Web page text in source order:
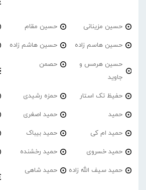
حسین مزینانی حسین مقام
حسین هاسم زاده حسین هاشم زاده
حسین هرمس و
جاوید
حصمن
حفیظ تک استار حمزه رشیدی
حمید حمید اصغری
حمید ام کی حمید بیباک
حمید خسروی حمید رخشنده
حمید سیف الله زاده حمید شاهی